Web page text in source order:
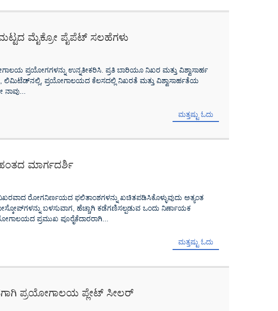
ಮೈಕ್ರೋ ಪೈಪೆಟ್ ಸಲಹೆಗಳು
ಪ್ರಯೋಗಗಳನ್ನು ಉನ್ನತೀಕರಿಸಿ. ಪ್ರತಿ ಬಾರಿಯೂ ನಿಖರ ಮತ್ತು ವಿಶ್ವಾಸಾರ್ಹ
ಪ್ರಯೋಗಾಲಯದ ಕೆಲಸದಲ್ಲಿ ನಿಖರತೆ ಮತ್ತು ವಿಶ್ವಾಸಾರ್ಹತೆಯ
ಮತ್ತಷ್ಟು ಓದು
ಮಾರ್ಗದರ್ಶಿ
ರೋಗನಿರ್ಣಯದ ಫಲಿತಾಂಶಗಳನ್ನು ಖಚಿತಪಡಿಸಿಕೊಳ್ಳುವುದು ಅತ್ಯಂತ
ಬಳಸುವಾಗ, ಹೆಚ್ಚಾಗಿ ಕಡೆಗಣಿಸಲ್ಪಡುವ ಒಂದು ನಿರ್ಣಾಯಕ
ಪ್ರಮುಖ ಪೂರೈಕೆದಾರರಾಗಿ...
ಮತ್ತಷ್ಟು ಓದು
ಪ್ರಯೋಗಾಲಯ ಪ್ಲೇಟ್ ಸೀಲರ್